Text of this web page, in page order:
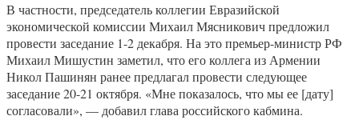
В частности, председатель коллегии Евразийской
экономической комиссии Михаил Мясникович предложил
провести заседание 1-2 декабря. На это премьер-министр РФ
Михаил Мишустин заметил, что его коллега из Армении
Никол Пашинян ранее предлагал провести следующее
заседание 20-21 октября. «Мне показалось, что мы ее [дату]
согласовали», — добавил глава российского кабмина.